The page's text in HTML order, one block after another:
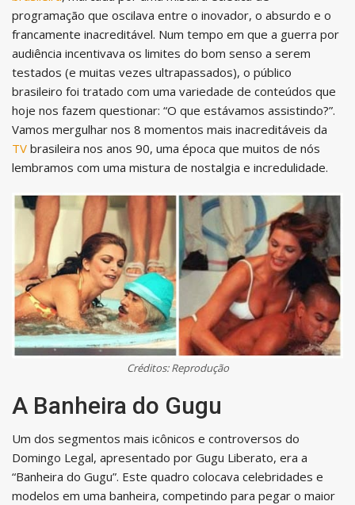
programação que oscilava entre o inovador, o absurdo e o
francamente inacreditável. Num tempo em que a guerra por
audiência incentivava os limites do bom senso a serem
testados (e muitas vezes ultrapassados), o público
brasileiro foi tratado com uma variedade de conteúdos que
hoje nos fazem questionar: “O que estávamos assistindo?”.
Vamos mergulhar nos 8 momentos mais inacreditáveis da
TV brasileira nos anos 90, uma época que muitos de nós
lembramos com uma mistura de nostalgia e incredulidade.
Créditos: Reprodução
A Banheira do Gugu
Um dos segmentos mais icônicos e controversos do
Domingo Legal, apresentado por Gugu Liberato, era a
“Banheira do Gugu”. Este quadro colocava celebridades e
modelos em uma banheira, competindo para pegar o maior